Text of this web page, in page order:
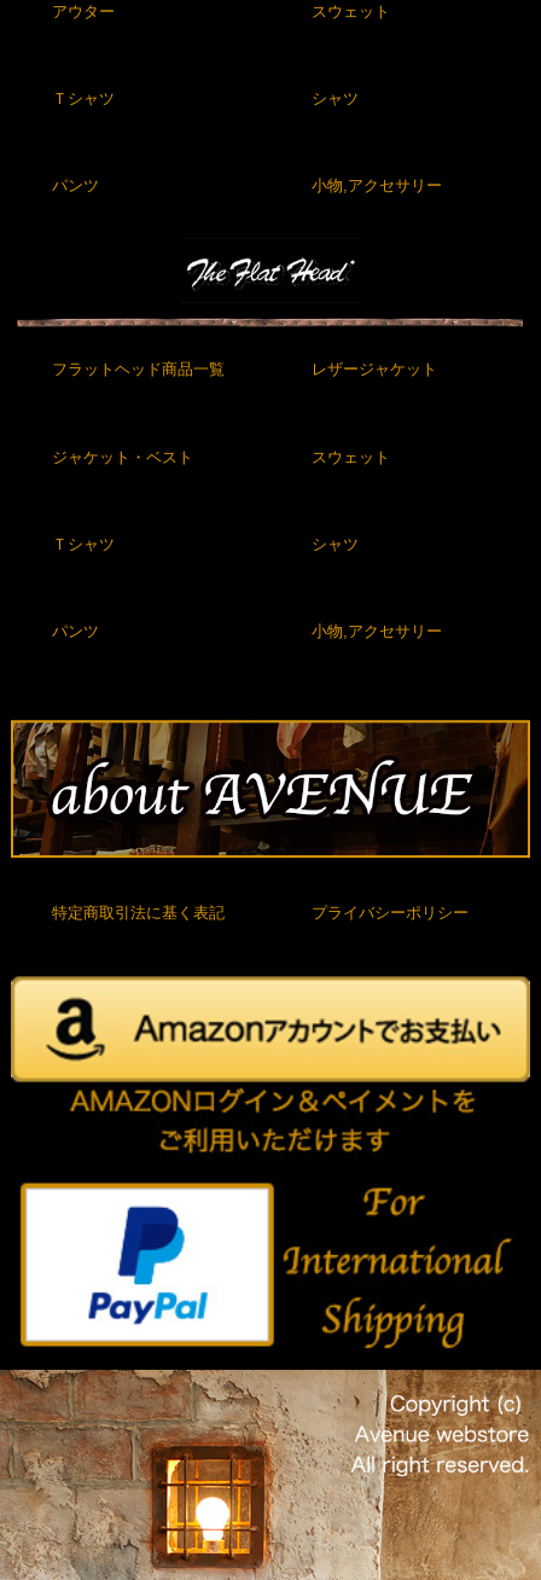
アウター スウェット
Ｔシャツ シャツ
パンツ 小物,アクセサリー
フラットヘッド商品一覧 レザージャケット
ジャケット・ベスト スウェット
Ｔシャツ シャツ
パンツ 小物,アクセサリー
特定商取引法に基く表記 プライバシーポリシー